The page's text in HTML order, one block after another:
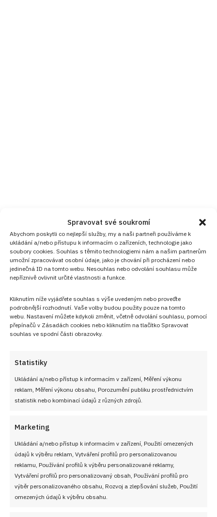
Spravovat své soukromí
Abychom poskytli co nejlepší služby, my a naši partneři používáme k
ukládání a/nebo přístupu k informacím o zařízeních, technologie jako
soubory cookies. Souhlas s těmito technologiemi nám a našim partnerům
umožní zpracovávat osobní údaje, jako je chování při procházení nebo
jedinečná ID na tomto webu. Nesouhlas nebo odvolání souhlasu může
nepříznivě ovlivnit určité vlastnosti a funkce.
Kliknutím níže vyjádřete souhlas s výše uvedeným nebo proveďte
podrobnější rozhodnutí. Vaše volby budou použity pouze na tomto
webu. Nastavení můžete kdykoli změnit, včetně odvolání souhlasu, pomocí
přepínačů v Zásadách cookies nebo kliknutím na tlačítko Spravovat
souhlas ve spodní části obrazovky.
Statistiky
Ukládání a/nebo přístup k informacím v zařízení, Měření výkonu
reklam, Měření výkonu obsahu, Porozumění publiku prostřednictvím
statistik nebo kombinací údajů z různých zdrojů.
Marketing
Ukládání a/nebo přístup k informacím v zařízení, Použití omezených
údajů k výběru reklam, Vytváření profilů pro personalizovanou
reklamu, Používání profilů k výběru personalizované reklamy,
Vytváření profilů pro personalizovaný obsah, Používání profilů pro
výběr personalizovaného obsahu, Rozvoj a zlepšování služeb, Použití
omezených údajů k výběru obsahu.
DOMÁCÍ VAŘENÍ
PŘÍPRAVA NA PÁNVI RETRO POMAZÁNKA RETRO RECEPT
RODINNÉ JÍDLO RYCHLÁ VEČEŘE SNADNÉ RECEPTY
Sdílet na FB
G Přidat do Google News